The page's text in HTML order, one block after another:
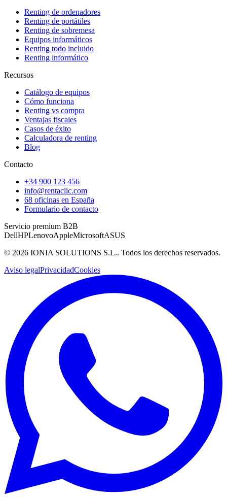
Renting de ordenadores
Renting de portátiles
Renting de sobremesa
Equipos informáticos
Renting todo incluido
Renting informático
Recursos
Catálogo de equipos
Cómo funciona
Renting vs compra
Ventajas fiscales
Casos de éxito
Calculadora de renting
Blog
Contacto
+34 900 123 456
info@rentaclic.com
68 oficinas en España
Formulario de contacto
Servicio premium B2B
DellHPLenovoAppleMicrosoftASUS
© 2026 IONIA SOLUTIONS S.L.. Todos los derechos reservados.
Aviso legalPrivacidadCookies